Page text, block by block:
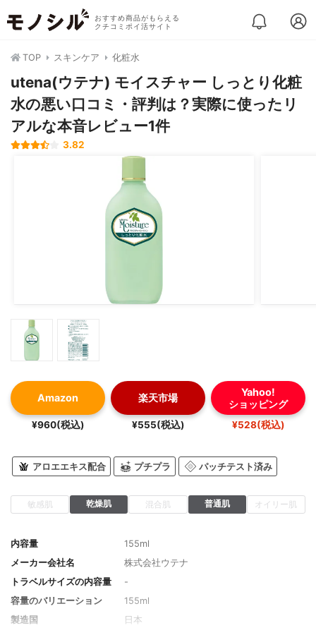
おすすめ商品がもらえる
クチコミポイ活サイト
TOP スキンケア 化粧水
utena(ウテナ) モイスチャー しっとり化粧
水の悪い口コミ・評判は？実際に使ったリ
アルな本音レビュー1件
3.82
Amazon
¥960(税込)
楽天市場
¥555(税込)
Yahoo!
ショッピング
¥528(税込)
アロエエキス配合 プチプラ パッチテスト済み
敏感肌 乾燥肌 混合肌 普通肌 オイリー肌
内容量
155ml
メーカー会社名
株式会社ウテナ
トラベルサイズの内容量
-
容量のバリエーション
155ml
製造国
日本